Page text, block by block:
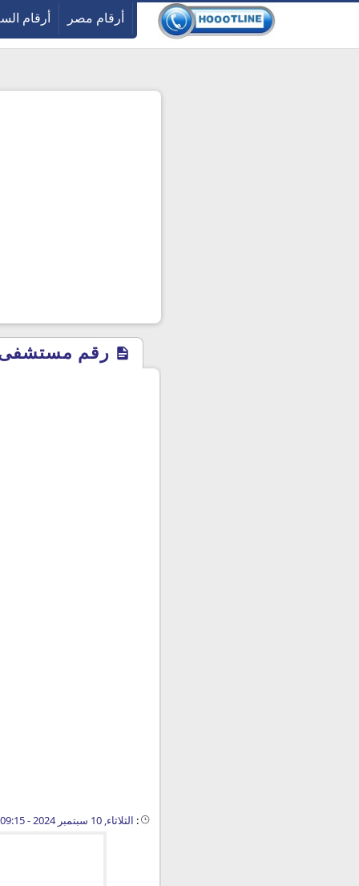
أرقام مصر أرقام
رقم مستشفى
: الثلاثاء, 10 سبتمبر 2024 - 09:15 ص